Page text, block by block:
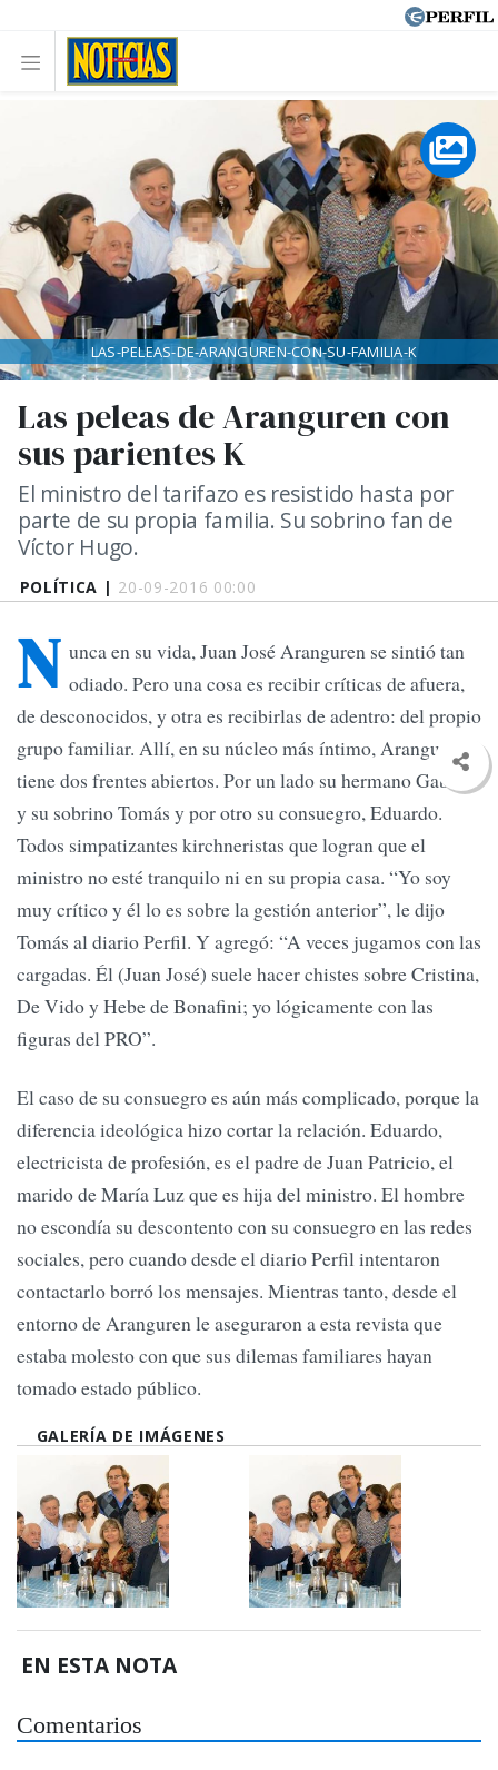
POLÍTICA | 20-09-2016 00:00
Las peleas de Aranguren con
sus parientes K
El ministro del tarifazo es resistido hasta por
parte de su propia familia. Su sobrino fan de
Víctor Hugo.
LAS-PELEAS-DE-ARANGUREN-CON-SU-FAMILIA-K
N unca en su vida, Juan José Aranguren se sintió tan
odiado. Pero una cosa es recibir críticas de afuera,
de desconocidos, y otra es recibirlas de adentro: del propio
grupo familiar. Allí, en su núcleo más íntimo, Aranguren
tiene dos frentes abiertos. Por un lado su hermano Gabriel
y su sobrino Tomás y por otro su consuegro, Eduardo.
Todos simpatizantes kirchneristas que logran que el
ministro no esté tranquilo ni en su propia casa. “Yo soy
muy crítico y él lo es sobre la gestión anterior”, le dijo
Tomás al diario Perfil. Y agregó: “A veces jugamos con las
cargadas. Él (Juan José) suele hacer chistes sobre Cristina,
De Vido y Hebe de Bonafini; yo lógicamente con las
figuras del PRO”.
El caso de su consuegro es aún más complicado, porque la
diferencia ideológica hizo cortar la relación. Eduardo,
electricista de profesión, es el padre de Juan Patricio, el
marido de María Luz que es hija del ministro. El hombre
no escondía su descontento con su consuegro en las redes
sociales, pero cuando desde el diario Perfil intentaron
contactarlo borró los mensajes. Mientras tanto, desde el
entorno de Aranguren le aseguraron a esta revista que
estaba molesto con que sus dilemas familiares hayan
tomado estado público.
GALERÍA DE IMÁGENES
EN ESTA NOTA
Comentarios